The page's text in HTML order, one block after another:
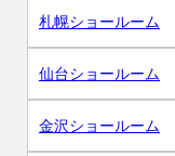
札幌ショールーム
仙台ショールーム
金沢ショールーム